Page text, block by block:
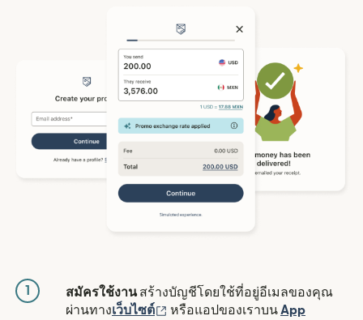
1 สมัครใช้งานสร้างบัญชีโดยใช้ที่อยู่อีเมลของคุณ
ผ่านทางเว็บไซต์ (เปิดในหน้าต่างใหม่)
หรือแอปของเราบนApp